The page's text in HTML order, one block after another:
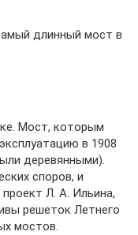
длинный мост в
Мост, которым
в 1908
деревянными).
споров, и
Л. А. Ильина,
решеток Летнего
мостов.